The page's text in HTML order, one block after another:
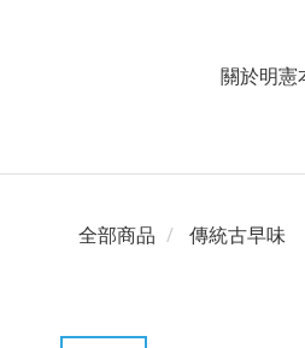
關於明憲
全部商品 傳統古早味